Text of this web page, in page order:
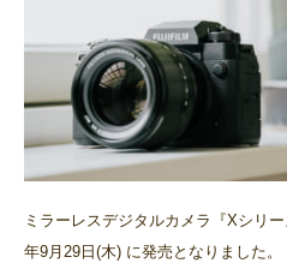
ミラーレスデジタルカメラ『Xシリ
年9月29日(木) に発売となりました